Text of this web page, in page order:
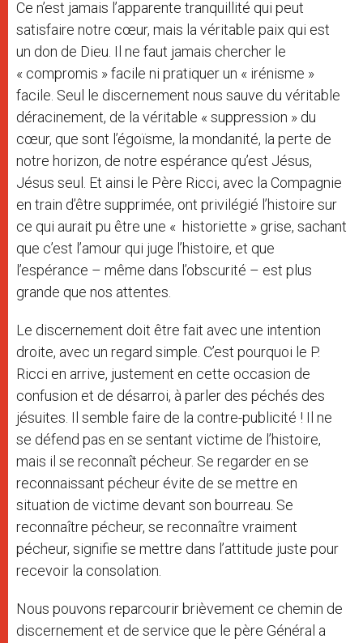
Ce n’est jamais l’apparente tranquillité qui peut
satisfaire notre cœur, mais la véritable paix qui est
un don de Dieu. Il ne faut jamais chercher le
« compromis » facile ni pratiquer un « irénisme »
facile. Seul le discernement nous sauve du véritable
déracinement, de la véritable « suppression » du
cœur, que sont l’égoïsme, la mondanité, la perte de
notre horizon, de notre espérance qu’est Jésus,
Jésus seul. Et ainsi le Père Ricci, avec la Compagnie
en train d’être supprimée, ont privilégié l’histoire sur
ce qui aurait pu être une « historiette » grise, sachant
que c’est l’amour qui juge l’histoire, et que
l’espérance – même dans l’obscurité – est plus
grande que nos attentes.
Le discernement doit être fait avec une intention
droite, avec un regard simple. C’est pourquoi le P.
Ricci en arrive, justement en cette occasion de
confusion et de désarroi, à parler des péchés des
jésuites. Il semble faire de la contre-publicité ! Il ne
se défend pas en se sentant victime de l’histoire,
mais il se reconnaît pécheur. Se regarder en se
reconnaissant pécheur évite de se mettre en
situation de victime devant son bourreau. Se
reconnaître pécheur, se reconnaître vraiment
pécheur, signifie se mettre dans l’attitude juste pour
recevoir la consolation.
Nous pouvons reparcourir brièvement ce chemin de
discernement et de service que le père Général a